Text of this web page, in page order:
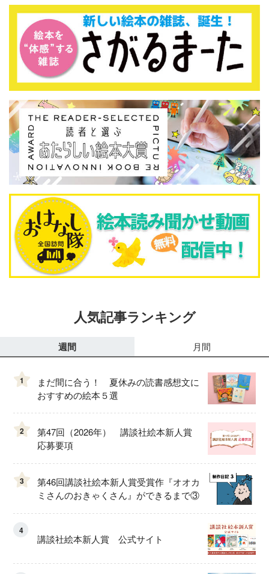
人気記事ランキング
週間 月間
1
まだ間に合う！ 夏休みの読書感想文に
おすすめの絵本５選
2
第47回（2026年） 講談社絵本新人賞
応募要項
3
第46回講談社絵本新人賞受賞作『オオカ
ミさんのおきゃくさん』ができるまで③
4
講談社絵本新人賞 公式サイト